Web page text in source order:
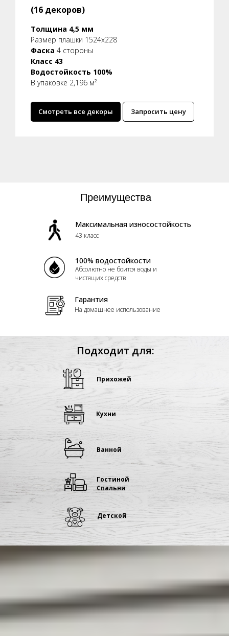
(16 декоров)
Толщина 4,5 мм
Размер плашки 1524x228
Фаска 4 стороны
Класс 43
Водостойкость 100%
В упаковке 2,196 м²
Смотреть все декоры Запросить цену
43 класс
Абсолютно не боится воды и
чистящих средств
Максимальная износостойкость
100% водостойкости
Преимущества
На домашнее использование
Гарантия
Подходит для:
Прихожей
Кухни
Ванной
Гостиной
Спальни
Детской